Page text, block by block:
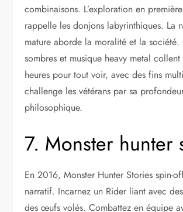
combinaisons. L’exploration en
rappelle les donjons labyrinthiques. La
mature aborde la moralité et la société.
sombres et musique heavy metal
heures pour tout voir, avec des fins
challenge les vétérans par sa
philosophique.
7. Monster hunter
En 2016, Monster Hunter Stories spin-
narratif. Incarnez un Rider liant avec
des œufs volés. Combattez en équipe